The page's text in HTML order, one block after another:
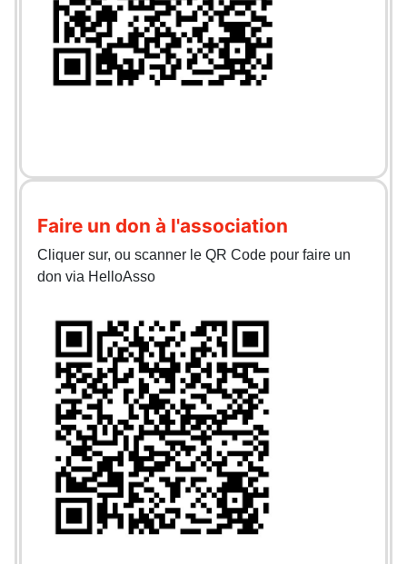
Faire un don à l'association
Cliquer sur, ou scanner le QR Code pour faire un
don via HelloAsso